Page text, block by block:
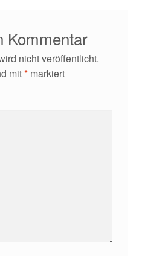
Kommentar
nicht veröffentlicht.
mit*markiert